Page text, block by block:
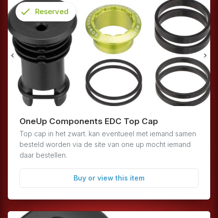
OneUp Components EDC Top Cap
Top cap in het zwart. kan eventueel met iemand samen
besteld worden via de site van one up mocht iemand
daar bestellen.
Buy or view this item
check
Reserved